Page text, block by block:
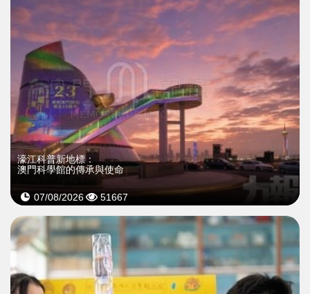
濠江科普新地標：
澳門科學館的傳承與使命
07/08/2026 51667